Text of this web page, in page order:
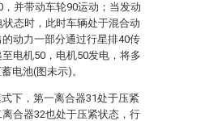
并带动车轮90运动；当发动
态时，此时车辆处于混合动
动力一部分通过行星排40传
电机50，电机50发电，将多
电池(图未示)。
下，第一离合器31处于压紧
合器32也处于压紧状态，行